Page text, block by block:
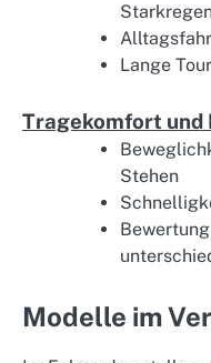
Lange
Tragekomfort und
Stehen
Modelle im